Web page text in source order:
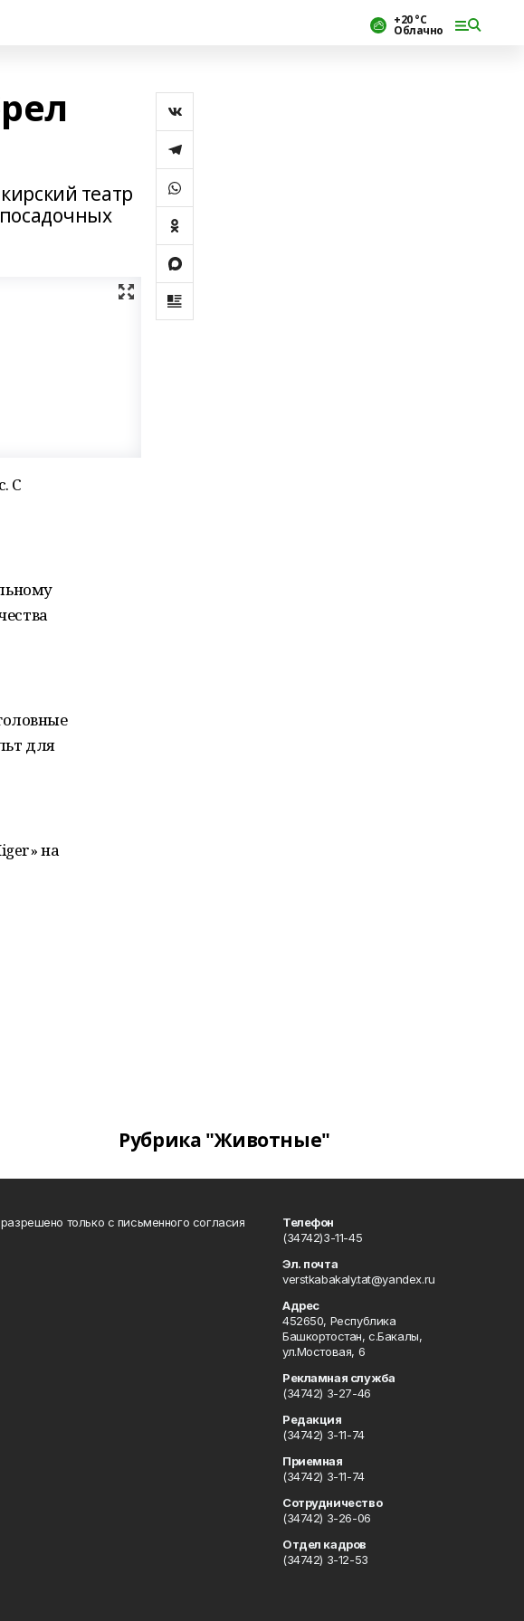
+20 °С
Облачно
театр
С
для
на
Рубрика "Животные"
только с письменного согласия
Телефон
(34742)3-11-45
Эл. почта
verstkabakaly.tat@yandex.ru
Адрес
452650, Республика
Башкортостан, с.Бакалы,
ул.Мостовая, 6
Рекламная служба
(34742) 3-27-46
Редакция
(34742) 3-11-74
Приемная
(34742) 3-11-74
Сотрудничество
(34742) 3-26-06
Отдел кадров
(34742) 3-12-53